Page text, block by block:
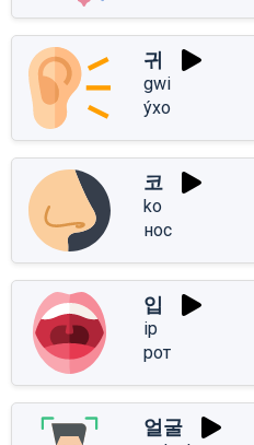
귀
gwi
у́хо
코
ko
нос
입
ip
рот
얼굴